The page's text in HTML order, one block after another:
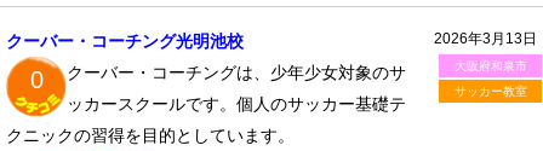
2026年3月13日
大阪府和泉市
サッカー教室
クーバー・コーチング光明池校
0
クーバー・コーチングは、少年少女対象のサ
ッカースクールです。個人のサッカー基礎テ
クニックの習得を目的としています。